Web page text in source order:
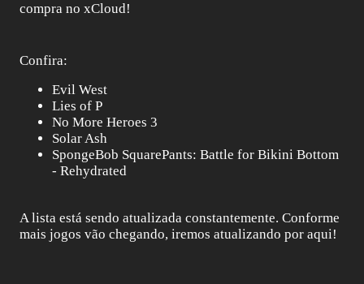
compra no xCloud!
Confira:
Evil West
Lies of P
No More Heroes 3
Solar Ash
SpongeBob SquarePants: Battle for Bikini Bottom
- Rehydrated
A lista está sendo atualizada constantemente. Conforme
mais jogos vão chegando, iremos atualizando por aqui!